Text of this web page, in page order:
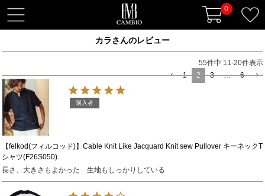
0
t
o
l
e
a
v
i
g
a
カラさんのレビュー
55件中 11-20件表示
1
2 3 … 6
【felkod(フィルコッド)】Cable Knit Like Jacquard Knit sew Pullover キーネックT
シャツ(F26S050)
購入者
長さ、大きさもよかった　生地もしっかりしている